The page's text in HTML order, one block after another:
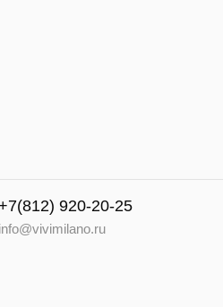
920-20-25
info@vivimilano.ru